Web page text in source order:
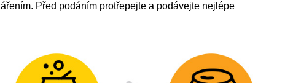
Před podáním protřepejte a podávejte nejlépe